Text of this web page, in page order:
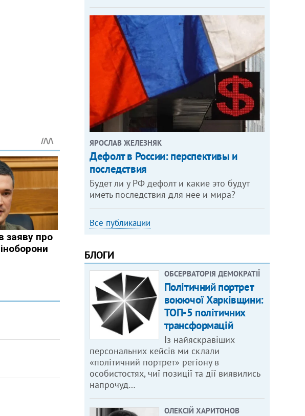
ЯРОСЛАВ ЖЕЛЕЗНЯК
Дефолт в России: перспективы и
последствия
Будет ли у РФ дефолт и какие это будут
иметь последствия для нее и мира?
Все публикации
БЛОГИ
ОБСЕРВАТОРІЯ ДЕМОКРАТІЇ
Політичний портрет
воюючої Харківщини:
ТОП-5 політичних
трансформацій
Із найяскравіших
персональних кейсів ми склали
«політичний портрет» регіону в
особистостях, чиї позиції та дії виявились
напрочуд…
ОЛЕКСІЙ ХАРИТОНОВ